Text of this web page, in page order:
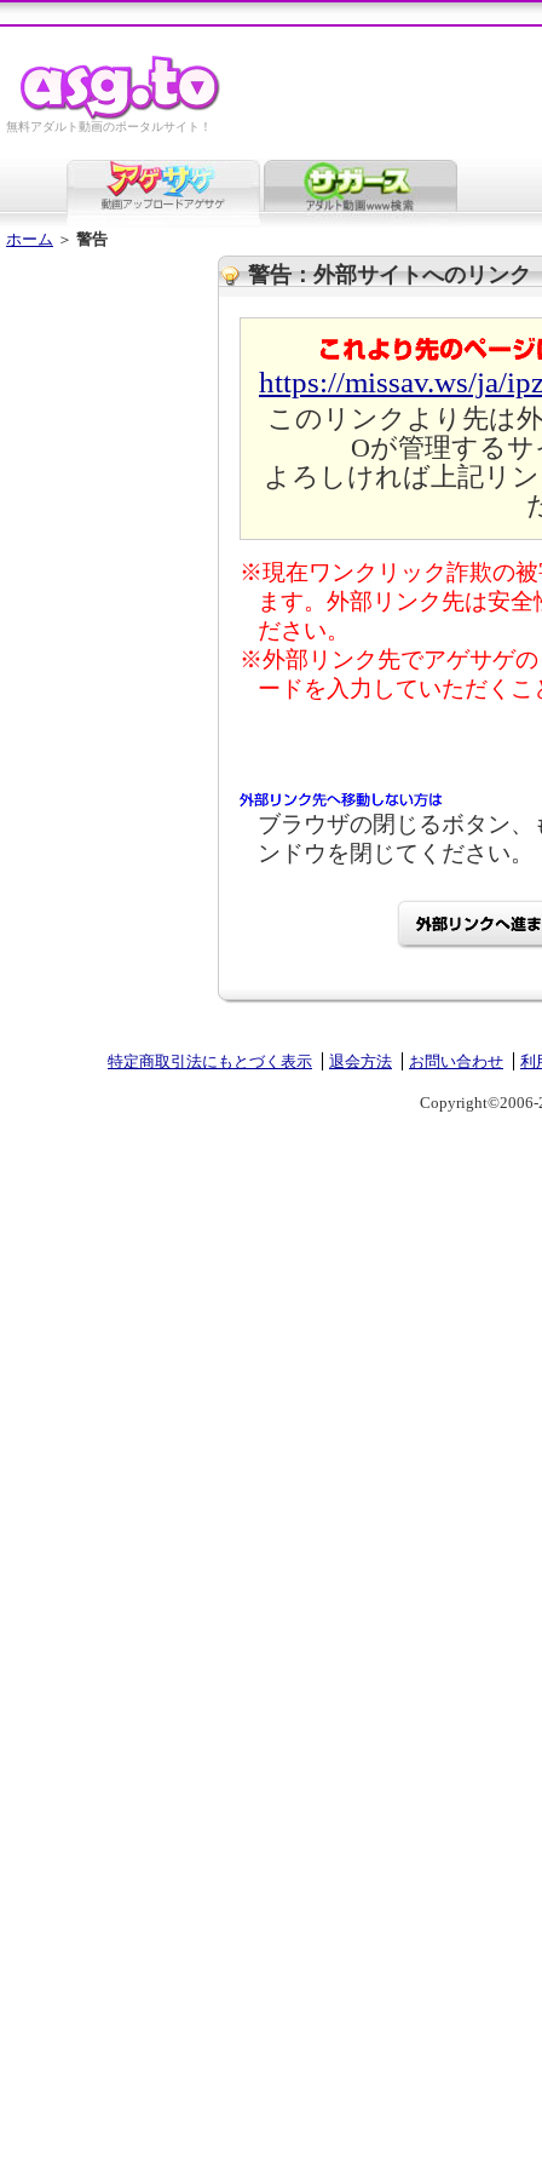
無料アダルト動画のポータルサイト！
ホーム ＞ 警告
警告：外部サイトへのリンク
https://missav.ws/ja/
このリンクより先は
Oが管理する
よろしければ上記リ
※現在ワンクリック詐欺の
ます。外部リンク先は安
ださい。
※外部リンク先でアゲサゲ
ードを入力していただく
ブラウザの閉じるボタン
ンドウを閉じてください。
特定商取引法にもとづく表示 退会方法 お問い合わせ 利
Copyright©2006-